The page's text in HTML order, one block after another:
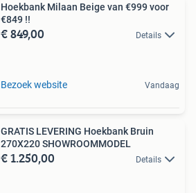
Hoekbank Milaan Beige van €999 voor
€849 !!
€ 849,00 Details
Bezoek website Vandaag
GRATIS LEVERING Hoekbank Bruin
270X220 SHOWROOMMODEL
€ 1.250,00 Details